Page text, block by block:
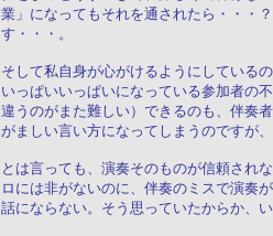
業」になってもそれを通されたら・・・
す・・・。
そして私自身が心がけるようにしている
いっぱいいっぱいになっている参加者の
違うのがまた難しい）できるのも、伴奏
がましい言い方になってしまうのですが
とは言っても、演奏そのものが信頼され
ロには非がないのに、伴奏のミスで演奏
話にならない。そう思っていたからか、